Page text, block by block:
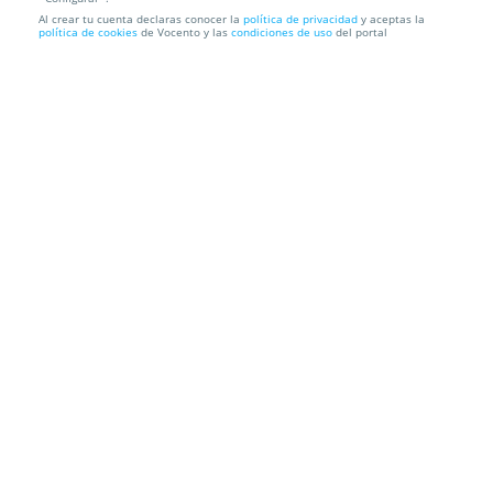
Curso de Ayurveda
Al crear tu cuenta declaras conocer la política de privacidad y aceptas la
política de cookies de Vocento y las condiciones de uso del portal